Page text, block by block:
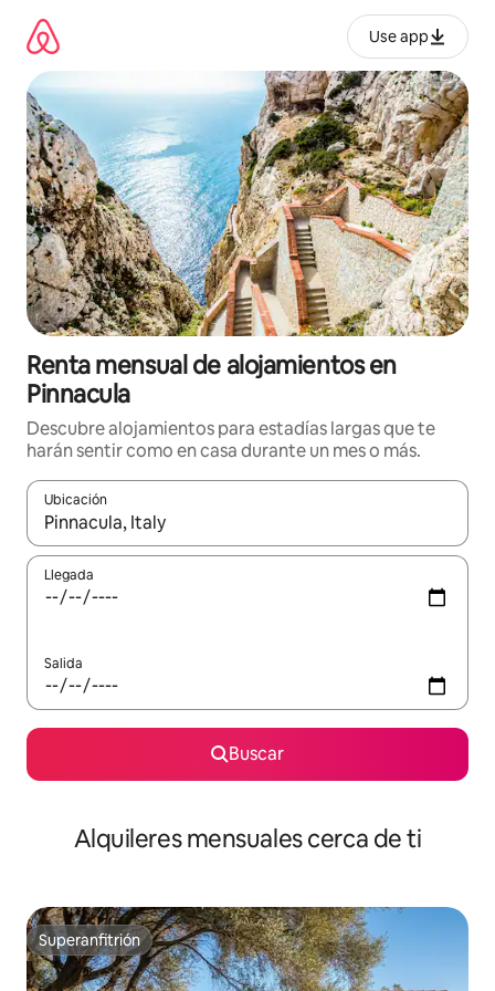
contenido
Use app
Renta mensual de alojamientos en
Pinnacula
Descubre alojamientos para estadías largas que te
harán sentir como en casa durante un mes o más.
Ubicación
Cuando los resultados estén disponibles, navega con las
Llegada
Salida
Buscar
Alquileres mensuales cerca de ti
Superanfitrión
Superanfitrión